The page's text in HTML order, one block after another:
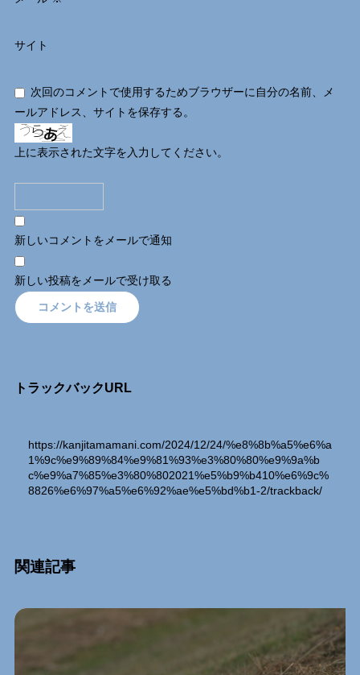
サイト
次回のコメントで使用するためブラウザーに自分の名前、メ
ールアドレス、サイトを保存する。
上に表示された文字を入力してください。
新しいコメントをメールで通知
新しい投稿をメールで受け取る
トラックバックURL
https://kanjitamamani.com/2024/12/24/%e8%8b%a5%e6%a
1%9c%e9%89%84%e9%81%93%e3%80%80%e9%9a%b
c%e9%a7%85%e3%80%802021%e5%b9%b410%e6%9c%
8826%e6%97%a5%e6%92%ae%e5%bd%b1-2/trackback/
関連記事Relation Entry